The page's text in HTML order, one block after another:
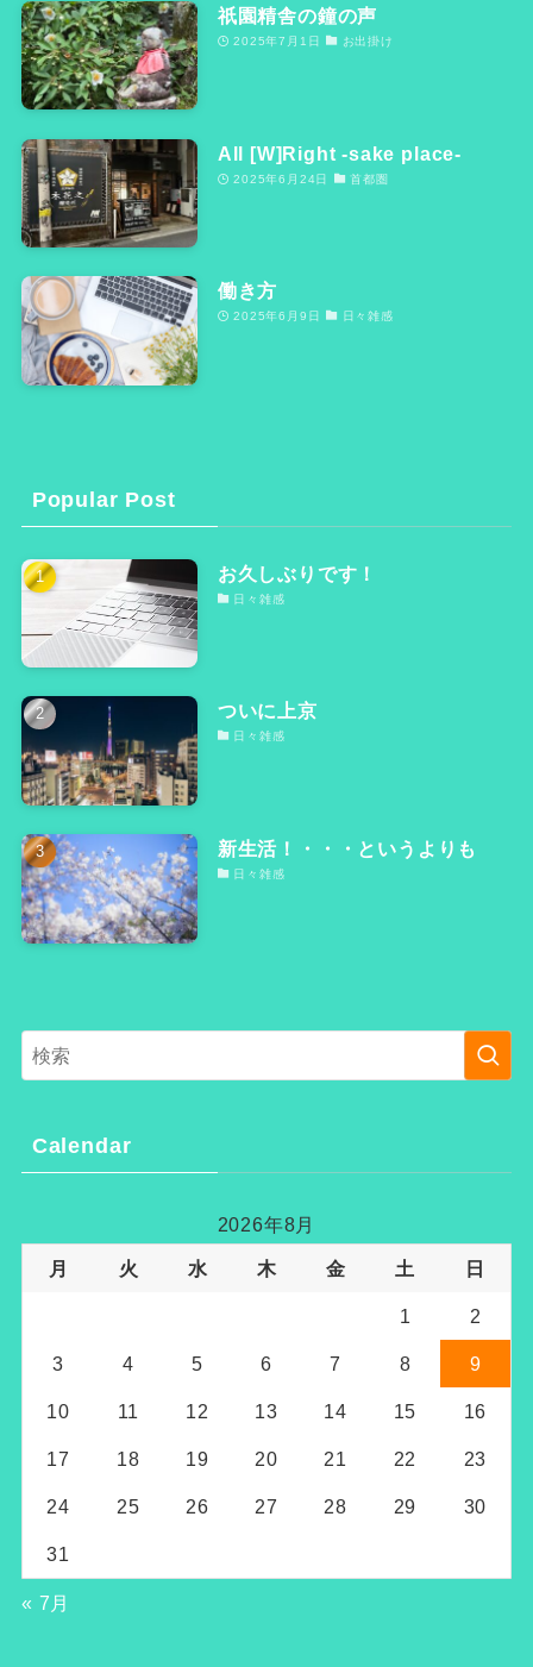
祇園精舎の鐘の声
2025年7月1日 お出掛け
All [W]Right -sake place-
2025年6月24日 首都圏
働き方
2025年6月9日 日々雑感
Popular Post
お久しぶりです！
日々雑感
ついに上京
日々雑感
新生活！・・・というよりも
日々雑感
Calendar
2026年8月
月 火 水 木 金 土 日
1 2
3 4 5 6 7 8 9
10 11 12 13 14 15 16
17 18 19 20 21 22 23
24 25 26 27 28 29 30
31
« 7月